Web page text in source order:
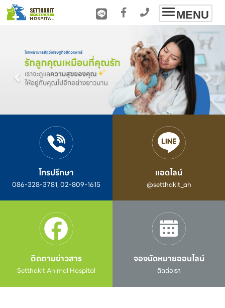
Toggle
navigation
MENU
โทรปรึกษา
086-328-3781, 02-809-1615
แอดไลน์
@setthakit_ah
ติดตามข่าวสาร
Setthakit Animal Hospital
จองนัดหมายออนไลน์
ติดต่อเรา